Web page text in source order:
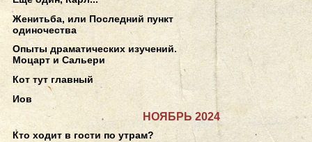
Женитьба, или Последний пункт
одиночества
Опыты драматических изучений.
Моцарт и Сальери
Кот тут главный
Иов
НОЯБРЬ 2024
Кто ходит в гости по утрам?